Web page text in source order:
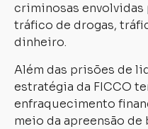
criminosas
tráfico de drogas,
dinheiro.
Além das prisões de
estratégia da FICCO
enfraquecimento
meio da apreensão